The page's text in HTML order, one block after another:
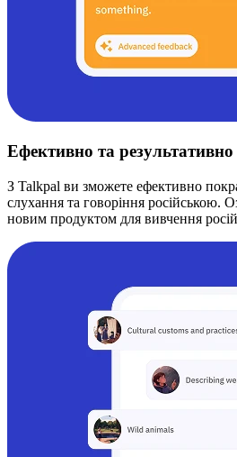
Ефективно та результативно
З Talkpal ви зможете ефективно
слухання та говоріння російською.
новим продуктом для вивчення